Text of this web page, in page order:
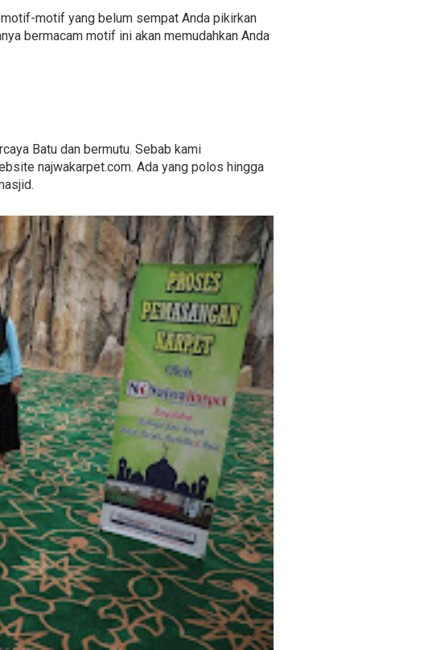
motif yang belum sempat Anda pikirkan
bermacam motif ini akan memudahkan Anda
Batu dan bermutu. Sebab kami
najwakarpet.com. Ada yang polos hingga